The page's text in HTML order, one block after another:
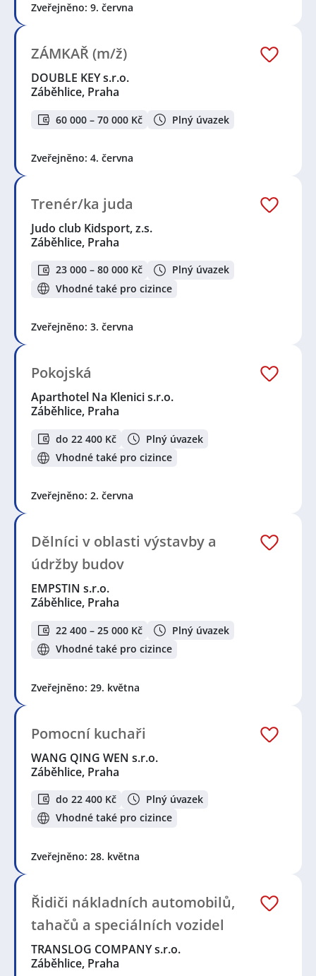
Zveřejněno: 9. června
ZÁMKAŘ (m/ž)
DOUBLE KEY s.r.o.
Záběhlice, Praha
60 000 – 70 000 Kč Plný úvazek
Zveřejněno: 4. června
Trenér/ka juda
Judo club Kidsport, z.s.
Záběhlice, Praha
23 000 – 80 000 Kč
Plný úvazek
Vhodné také pro cizince
Zveřejněno: 3. června
Pokojská
Aparthotel Na Klenici s.r.o.
Záběhlice, Praha
do 22 400 Kč
Plný úvazek
Vhodné také pro cizince
Zveřejněno: 2. června
Dělníci v oblasti výstavby a
údržby budov
EMPSTIN s.r.o.
Záběhlice, Praha
22 400 – 25 000 Kč
Plný úvazek
Vhodné také pro cizince
Zveřejněno: 29. května
Pomocní kuchaři
WANG QING WEN s.r.o.
Záběhlice, Praha
do 22 400 Kč
Plný úvazek
Vhodné také pro cizince
Zveřejněno: 28. května
Řidiči nákladních automobilů,
tahačů a speciálních vozidel
TRANSLOG COMPANY s.r.o.
Záběhlice, Praha